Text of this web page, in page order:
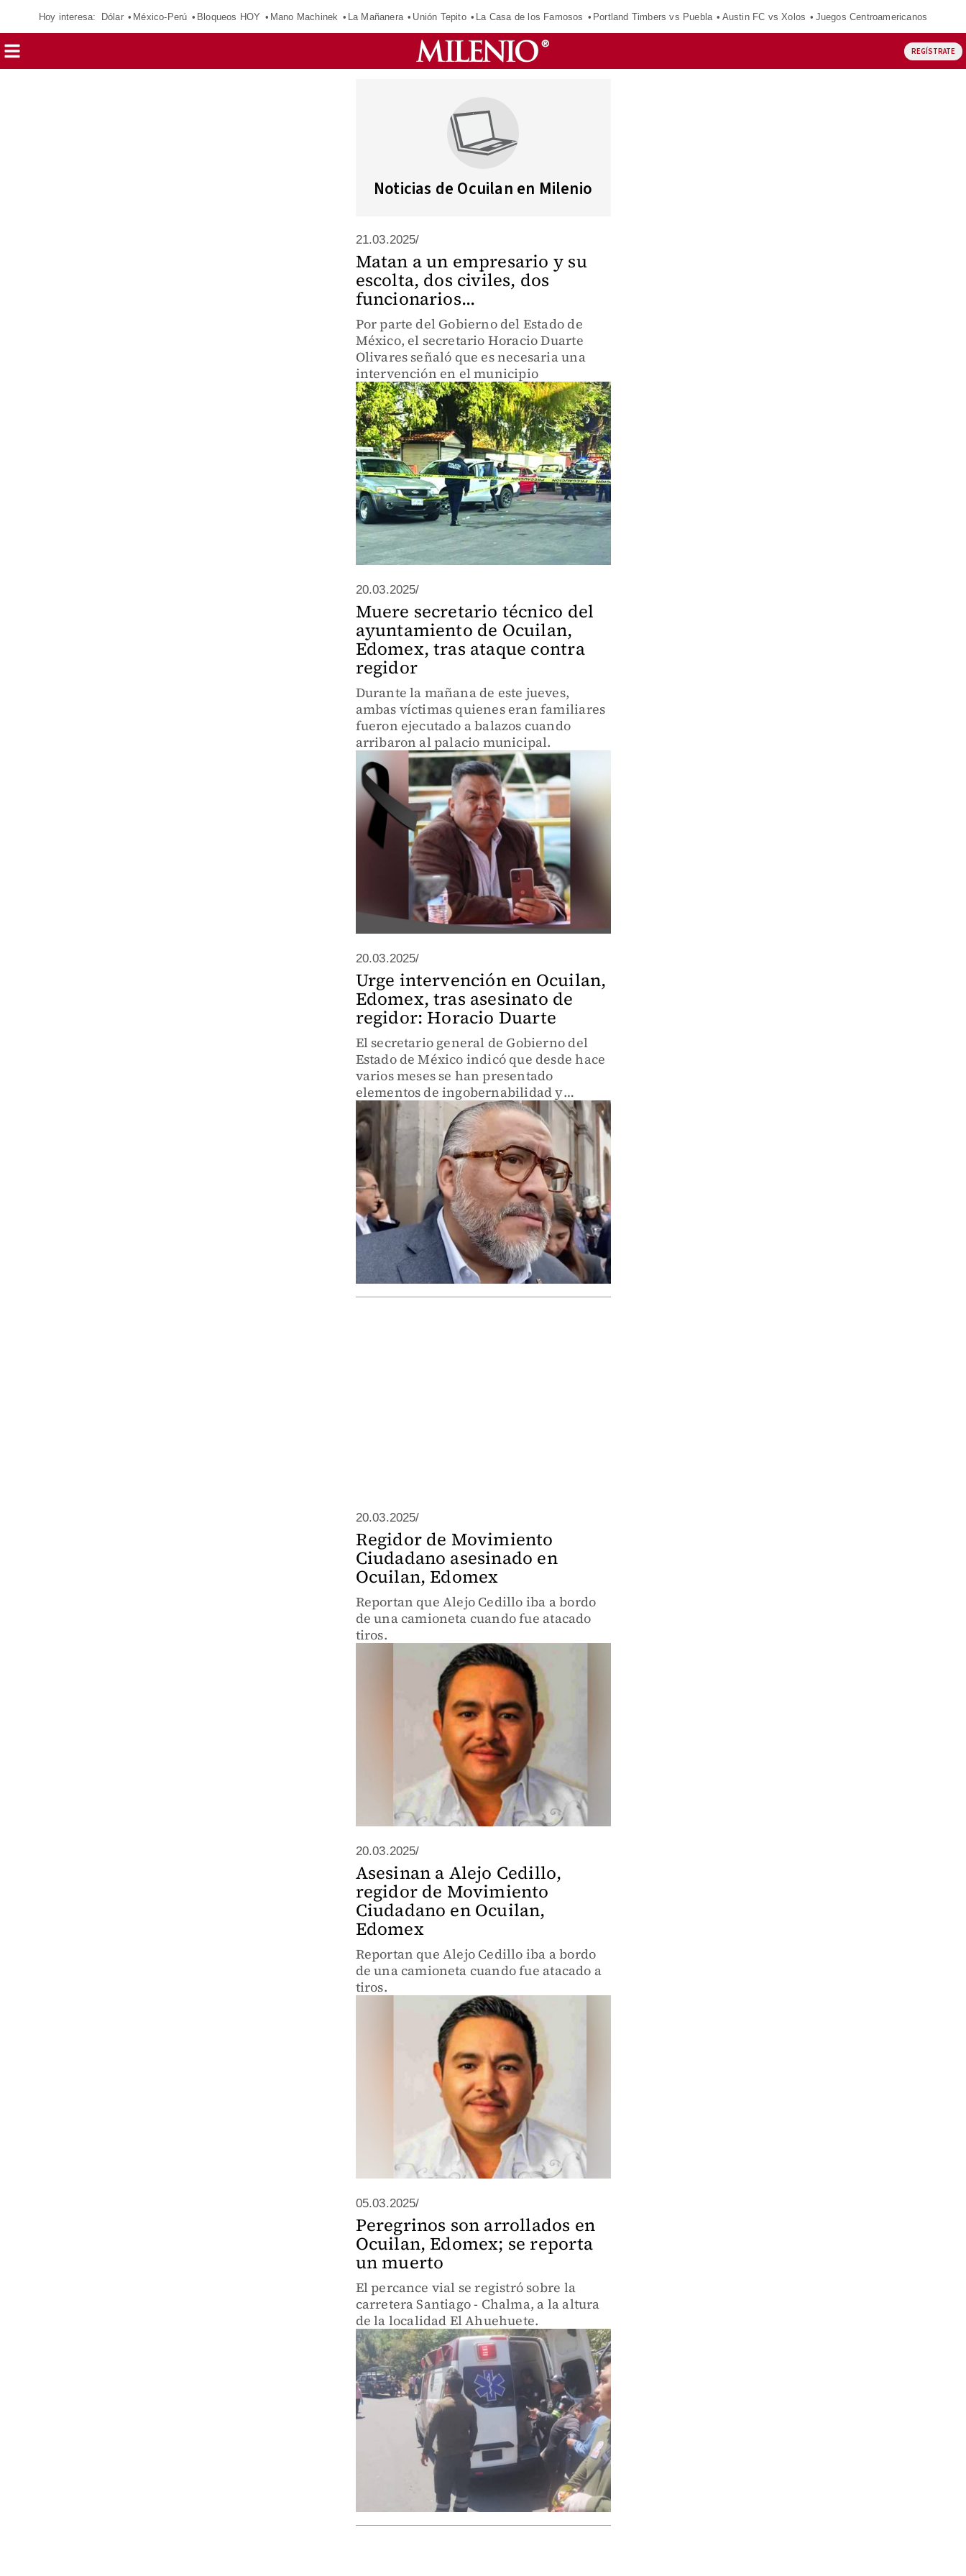
Hoy interesa: Dólar México-Perú Bloqueos HOY Mano Machinek La Mañanera Unión Tepito La Casa de los Famosos Portland Timbers vs Puebla Austin FC vs Xolos Juegos Centroamericanos
REGÍSTRATE
Noticias de Ocuilan en Milenio
21.03.2025/
Matan a un empresario y su
escolta, dos civiles, dos
funcionarios...
Por parte del Gobierno del Estado de
México, el secretario Horacio Duarte
Olivares señaló que es necesaria una
intervención en el municipio
20.03.2025/
Muere secretario técnico del
ayuntamiento de Ocuilan,
Edomex, tras ataque contra
regidor
Durante la mañana de este jueves,
ambas víctimas quienes eran familiares
fueron ejecutado a balazos cuando
arribaron al palacio municipal.
20.03.2025/
Urge intervención en Ocuilan,
Edomex, tras asesinato de
regidor: Horacio Duarte
El secretario general de Gobierno del
Estado de México indicó que desde hace
varios meses se han presentado
elementos de ingobernabilidad y
desestabilización en el municipio.
20.03.2025/
Regidor de Movimiento
Ciudadano asesinado en
Ocuilan, Edomex
Reportan que Alejo Cedillo iba a bordo
de una camioneta cuando fue atacado
tiros.
20.03.2025/
Asesinan a Alejo Cedillo,
regidor de Movimiento
Ciudadano en Ocuilan,
Edomex
Reportan que Alejo Cedillo iba a bordo
de una camioneta cuando fue atacado a
tiros.
05.03.2025/
Peregrinos son arrollados en
Ocuilan, Edomex; se reporta
un muerto
El percance vial se registró sobre la
carretera Santiago - Chalma, a la altura
de la localidad El Ahuehuete.